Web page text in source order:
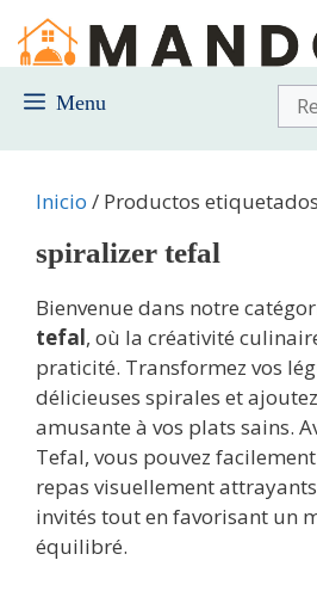
Saltar
contenido
Menu
Inicio / Productos
spiralizer tefal
Bienvenue dans notre
tefal, où la créativité
praticité. Transformez vos
délicieuses spirales et
amusante à vos plats sains.
Tefal, vous pouvez
repas visuellement
invités tout en favorisant un
équilibré.